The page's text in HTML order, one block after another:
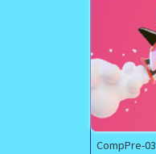
CompPre-03